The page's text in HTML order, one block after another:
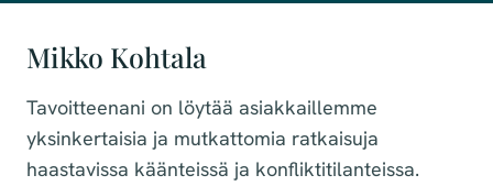
Mikko Kohtala
Tavoitteenani on löytää asiakkaillemme
yksinkertaisia ja mutkattomia ratkaisuja
haastavissa käänteissä ja konfliktitilanteissa.